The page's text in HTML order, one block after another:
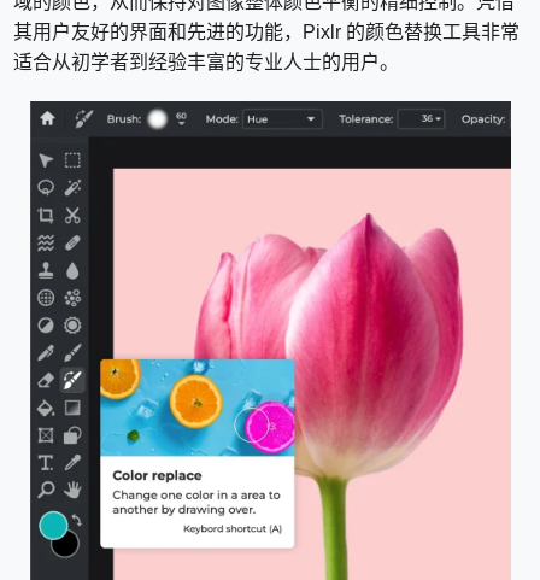
其用户友好的界面和先进的功能，Pixlr 的颜色替换工具非常
适合从初学者到经验丰富的专业人士的用户。